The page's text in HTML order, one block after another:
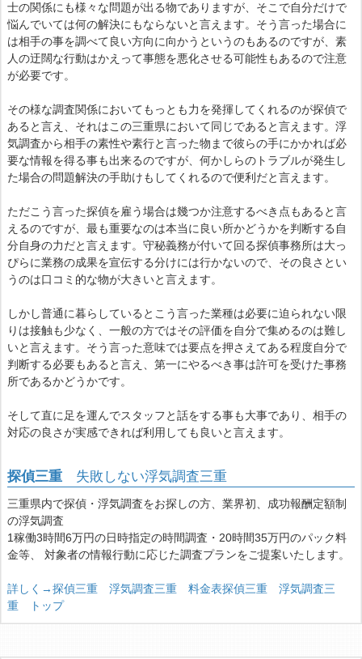
士の関係にも様々な問題が出る物でありますが、そこで自分だけで
悩んでいては何の解決にもならないと言えます。そう言った場合に
は相手の事を調べて良い方向に向かうというのもあるのですが、素
人の迂闊な行動はかえって事態を悪化させる可能性もあるので注意
が必要です。
その様な調査関係においてもっとも力を発揮してくれるのが探偵で
あると言え、それはこの三重県において同じであると言えます。浮
気調査から相手の素性や素行と言った物まで彼らの手にかかれば必
要な情報を得る事も出来るのですが、何かしらのトラブルが発生し
た場合の問題解決の手助けもしてくれるので便利だと言えます。
ただこう言った探偵を雇う場合は幾つか注意するべき点もあると言
えるのですが、最も重要なのは本当に良い所かどうかを判断する自
分自身の力だと言えます。守秘義務が付いて回る探偵事務所は大っ
ぴらに業務の成果を宣伝する分けには行かないので、その良さとい
うのは口コミ的な物が大きいと言えます。
しかし普通に暮らしているとこう言った業種は必要に迫られない限
りは接触も少なく、一般の方ではその評価を自分で集めるのは難し
いと言えます。そう言った意味では要点を押さえてある程度自分で
判断する必要もあると言え、第一にやるべき事は許可を受けた事務
所であるかどうかです。
そして直に足を運んでスタッフと話をする事も大事であり、相手の
対応の良さが実感できれば利用しても良いと言えます。
探偵三重 失敗しない浮気調査三重
三重県内で探偵・浮気調査をお探しの方、業界初、成功報酬定額制
の浮気調査
1稼働3時間6万円の日時指定の時間調査・20時間35万円のパック料
金等、 対象者の情報行動に応じた調査プランをご提案いたします。
詳しく→探偵三重 浮気調査三重 料金表探偵三重 浮気調査三
重 トップ